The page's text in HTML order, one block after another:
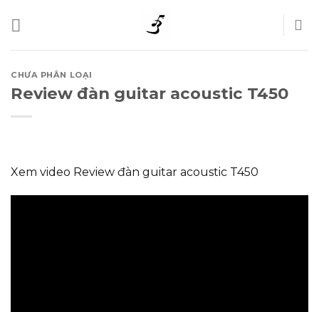
to
content
CHƯA PHÂN LOẠI
Review đàn guitar acoustic T450
Xem video Review đàn guitar acoustic T450